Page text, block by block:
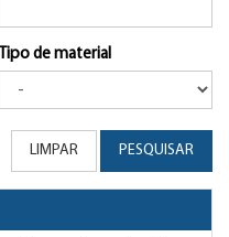
Tipo de material
LIMPAR PESQUISAR